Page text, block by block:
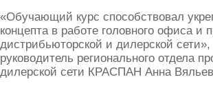
«Обучающий курс способствовал
концепта в работе головного офиса и
дистрибьюторской и дилерской
руководитель регионального отдела
дилерской сети КРАСПАН Анна